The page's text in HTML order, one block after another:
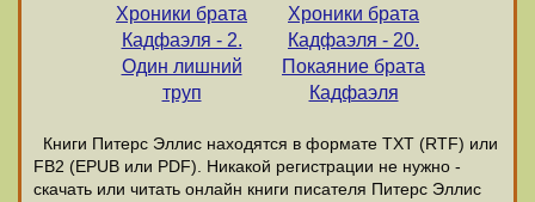
Хроники брата
Кадфаэля - 2.
Один лишний
труп
Хроники брата
Кадфаэля - 20.
Покаяние брата
Кадфаэля
Книги Питерс Эллис находятся в формате ТХТ (RTF) или
FB2 (EPUB или PDF). Никакой регистрации не нужно -
скачать или читать онлайн книги писателя Питерс Эллис